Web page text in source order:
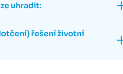
uhradit:
řešení životní